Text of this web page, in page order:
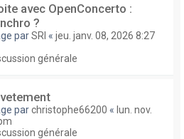
avec OpenConcerto :
?
parSRI « jeu. janv. 08, 2026 8:27
générale
parchristophe66200 « lun. nov.
générale